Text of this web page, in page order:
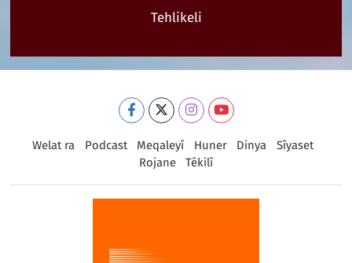
Tehlikeli
Welat ra Podcast Meqaleyî Huner Dinya
Sîyaset
Rojane
Têkilî